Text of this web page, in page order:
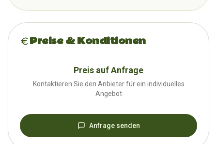
Preise & Konditionen
Preis auf Anfrage
Kontaktieren Sie den Anbieter für ein individuelles
Angebot
Anfrage senden